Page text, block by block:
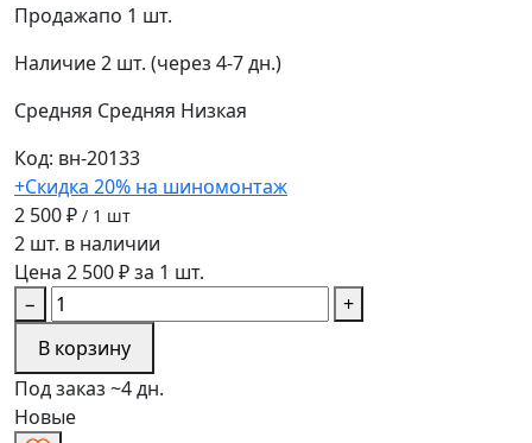
Продажапо 1 шт.
Наличие2 шт. (через 4-7 дн.)
Средняя Средняя Низкая
Код: вн-20133
+Скидка 20% на шиномонтаж
2 500 ₽ / 1 шт
2 шт. в наличии
Цена 2 500 ₽ за 1 шт.
−
+
В корзину
Под заказ ~4 дн.
Новые